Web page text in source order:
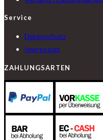
Service
Datenschutz
Impressum
ZAHLUNGSARTEN